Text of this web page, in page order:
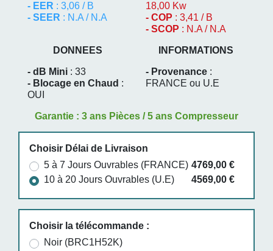
- EER : 3,06 / B
- SEER : N.A / N.A
18,00 Kw
- COP : 3,41 / B
- SCOP : N.A / N.A
DONNEES
- dB Mini : 33
- Blocage en Chaud :
OUI
INFORMATIONS
- Provenance :
FRANCE ou U.E
Garantie : 3 ans Pièces / 5 ans Compresseur
Choisir Délai de Livraison
5 à 7 Jours Ouvrables (FRANCE) 4769,00 €
10 à 20 Jours Ouvrables (U.E)
4569,00 €
Choisir la télécommande :
Noir (BRC1H52K)